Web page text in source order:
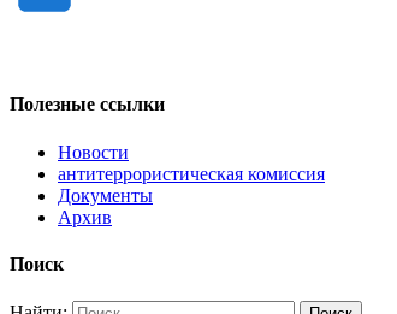
Полезные ссылки
Новости
антитеррористическая комиссия
Документы
Архив
Поиск